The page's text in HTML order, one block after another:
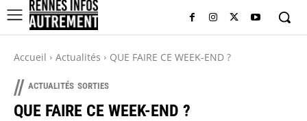
Accueil Actualités QUE FAIRE CE WEEK-END ?
// ACTUALITÉS SORTIES
QUE FAIRE CE WEEK-END ?